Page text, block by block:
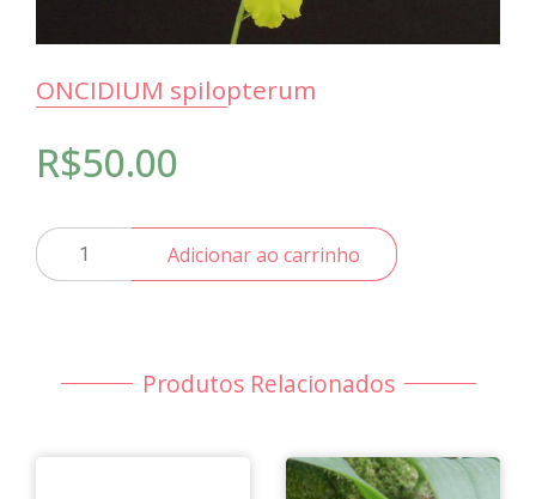
ONCIDIUM spilopterum
R$50.00
ONCIDIUM
spilopterum
Adicionar ao carrinho
Produtos Relacionados